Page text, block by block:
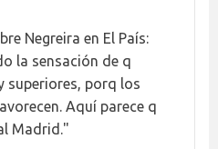
Negreira en El País:
la sensación de q
superiores, porq los
Aquí parece q
Madrid."